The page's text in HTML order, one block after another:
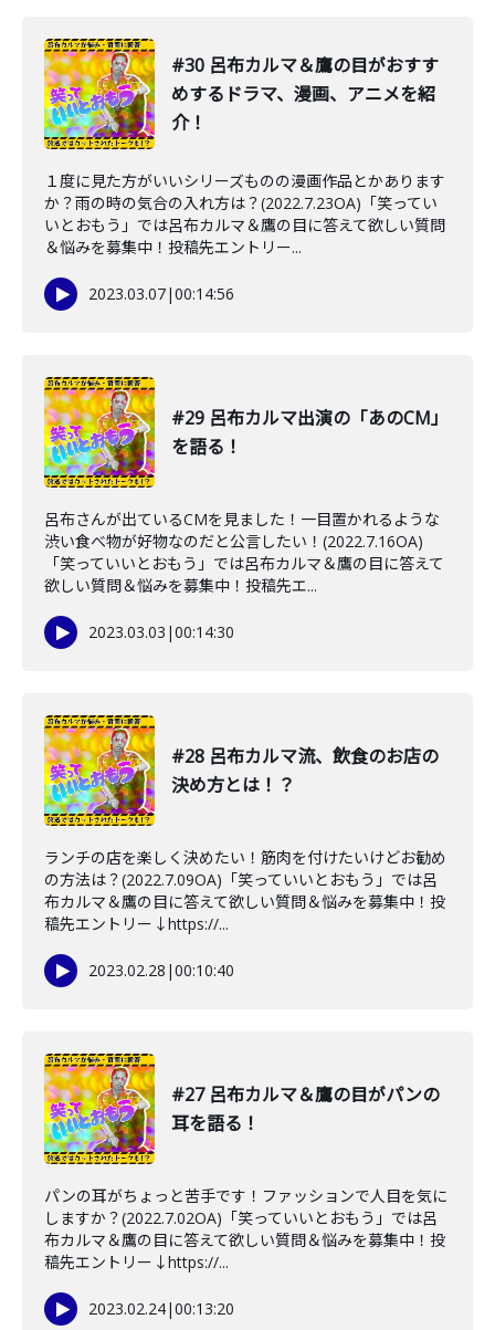
#30 呂布カルマ＆鷹の目がおすす
めするドラマ、漫画、アニメを紹
介！
１度に見た方がいいシリーズものの漫画作品とかあります
か？雨の時の気合の入れ方は？(2022.7.23OA)「笑ってい
いとおもう」では呂布カルマ＆鷹の目に答えて欲しい質問
＆悩みを募集中！投稿先エントリー...
2023.03.07|00:14:56
#29 呂布カルマ出演の「あのCM」
を語る！
呂布さんが出ているCMを見ました！一目置かれるような
渋い食べ物が好物なのだと公言したい！(2022.7.16OA)
「笑っていいとおもう」では呂布カルマ＆鷹の目に答えて
欲しい質問＆悩みを募集中！投稿先エ...
2023.03.03 |00:14:30
#28 呂布カルマ流、飲食のお店の
決め方とは！？
ランチの店を楽しく決めたい！筋肉を付けたいけどお勧め
の方法は？(2022.7.09OA)「笑っていいとおもう」では呂
布カルマ＆鷹の目に答えて欲しい質問＆悩みを募集中！投
稿先エントリー↓https://...
2023.02.28 |00:10:40
#27 呂布カルマ＆鷹の目がパンの
耳を語る！
パンの耳がちょっと苦手です！ファッションで人目を気に
しますか？(2022.7.02OA)「笑っていいとおもう」では呂
布カルマ＆鷹の目に答えて欲しい質問＆悩みを募集中！投
稿先エントリー↓https://...
2023.02.24|00:13:20